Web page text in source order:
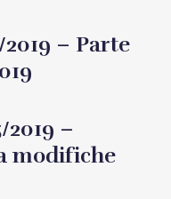
– Parte
–
modifiche